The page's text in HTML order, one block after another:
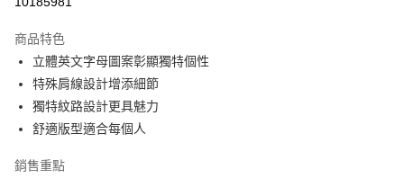
【「AFTEE先享後付」結帳流程】
１．於結帳方式選擇「AFTEE先享後付」後，將跳轉至「AFTEE先享後付」
結帳頁面，進行簡訊認證並確認金額後，即可完成結帳。
２．訂單成立數日內，您將收到繳費通知簡訊。
ATM／網路銀行／等多元方式進行付款，方視為交易完成。
※ 請注意：結帳手續完成當下不需立刻繳費，但若您需要取消訂單，請聯絡
後付繳納相關費用。
※ 交易是否成功請以「AFTEE先享後付 」之結帳頁面顯示為準，若有關於
全家取貨付款
付款後全家取貨
每筆NT$80，滿NT$1,200(含以上)免運費
商品特色
立體英文字母圖案彰顯獨特個性
特殊肩線設計增添細節
獨特紋路設計更具魅力
舒適版型適合每個人
銷售重點